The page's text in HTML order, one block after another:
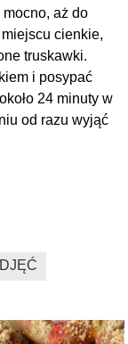
aż do
cienkie,
truskawki.
i posypać
24 minuty w
od razu wyjąć